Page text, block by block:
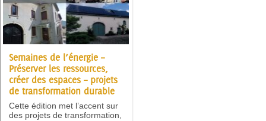
Semaines de l’énergie –
Préserver les ressources,
créer des espaces – projets
de transformation durable
Cette édition met l’accent sur
des projets de transformation,